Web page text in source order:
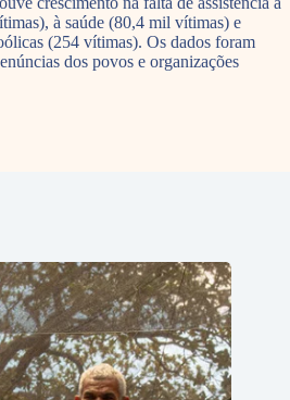
à saúde (80,4 mil vítimas) e
(254 vítimas). Os dados foram
dos povos e organizações